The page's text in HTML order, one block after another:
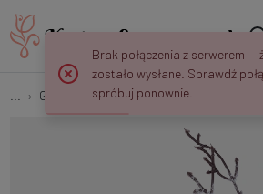
Gałązki Kwiatowe i Bukiety Stroik
Brak połączenia z serwerem —
zostało wysłane. Sprawdź
spróbuj ponownie.